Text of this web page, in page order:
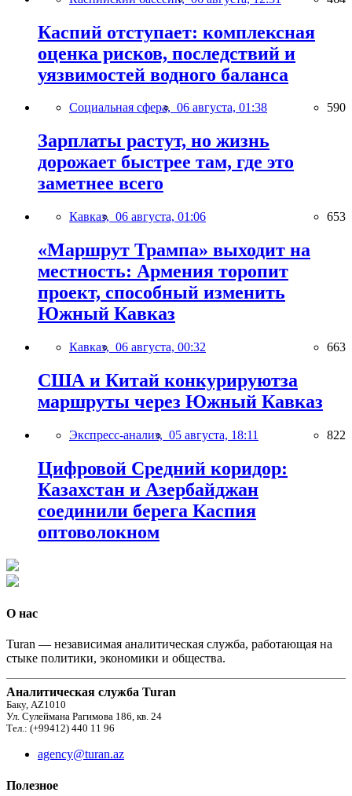
Каспий отступает: комплексная
оценка рисков, последствий и
уязвимостей водного баланса
Социальная сфера, 06 августа, 01:38 590
Зарплаты растут, но жизнь
дорожает быстрее там, где это
заметнее всего
Кавказ, 06 августа, 01:06 653
«Маршрут Трампа» выходит на
местность: Армения торопит
проект, способный изменить
Южный Кавказ
Кавказ, 06 августа, 00:32 663
США и Китай конкурируютза
маршруты через Южный Кавказ
Экспресс-анализ, 05 августа, 18:11 822
Цифровой Средний коридор:
Казахстан и Азербайджан
соединили берега Каспия
оптоволокном
О нас
Turan — независимая аналитическая служба, работающая на
стыке политики, экономики и общества.
Аналитическая служба Turan
Баку, AZ1010
Ул. Сулеймана Рагимова 186, кв. 24
Тел.: (+99412) 440 11 96
agency@turan.az
Полезное